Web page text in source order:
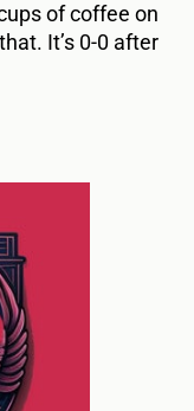
of coffee on
It’s 0-0 after